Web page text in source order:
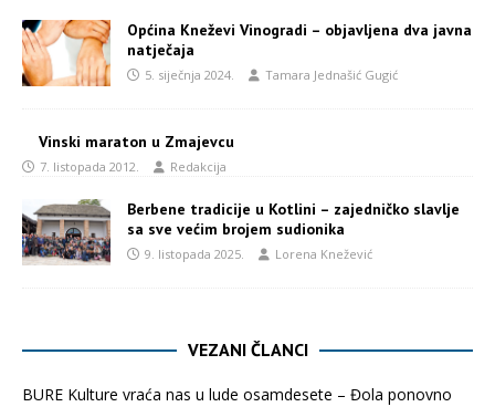
Općina Kneževi Vinogradi – objavljena dva javna
natječaja
5. siječnja 2024. Tamara Jednašić Gugić
Vinski maraton u Zmajevcu
7. listopada 2012. Redakcija
Berbene tradicije u Kotlini – zajedničko slavlje
sa sve većim brojem sudionika
9. listopada 2025. Lorena Knežević
VEZANI ČLANCI
BURE Kulture vraća nas u lude osamdesete – Đola ponovno